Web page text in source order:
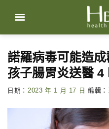
content
諾羅病毒可能造
孩子腸胃炎送醫 4
日期： 2023 年 1 月 17 日 編輯：